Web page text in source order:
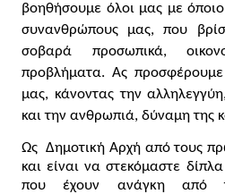
βοηθήσουμε όλοι μας με
συνανθρώπους μας, που
σοβαρά προσωπικά,
προβλήματα. Ας
μας, κάνοντας την
και την ανθρωπιά, δύναμη της
Ως  Δημοτική Αρχή από τους
και είναι να στεκόμαστε
που έχουν ανάγκη από